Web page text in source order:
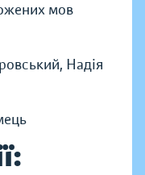
мов
Надія